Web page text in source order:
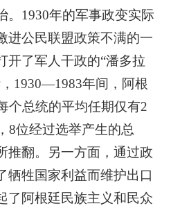
。1930年的军事政变实际
进公民联盟政策不满的一
开了军人干政的“潘多拉
1930—1983年间，阿根
个总统的平均任期仅有2
8位经过选举产生的总
推翻。另一方面，通过政
牺牲国家利益而维护出口
了阿根廷民族主义和民众